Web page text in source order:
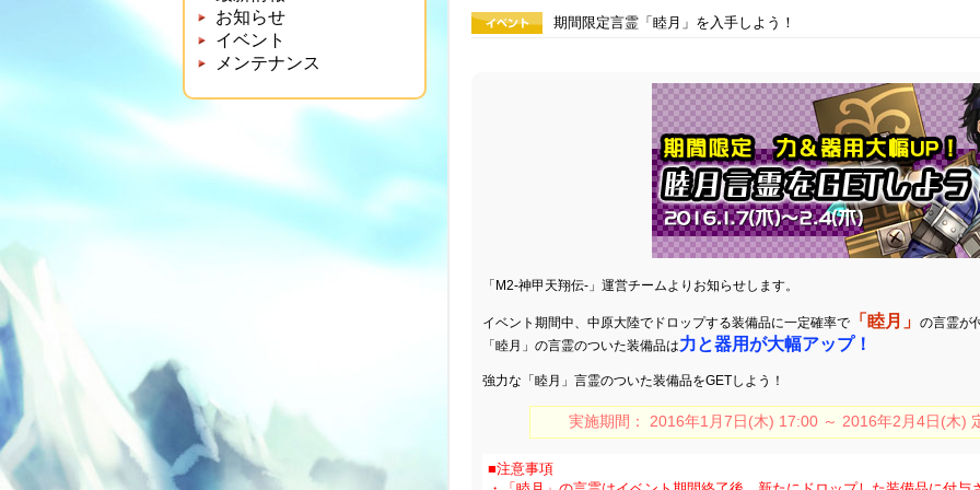
お知らせ
イベント
メンテナンス
期間限定言霊「睦月」を入手しよう！
「M2-神甲天翔伝-」運営チームよりお知らせします。
イベント期間中、中原大陸でドロップする装備品に一定確率で 「睦月」 の言霊が
「睦月」の言霊のついた装備品は力と器用が大幅アップ！
強力な「睦月」言霊のついた装備品をGETしよう！
実施期間： 2016年1月7日(木) 17:00 ～ 2016年2月4日(木)
■注意事項